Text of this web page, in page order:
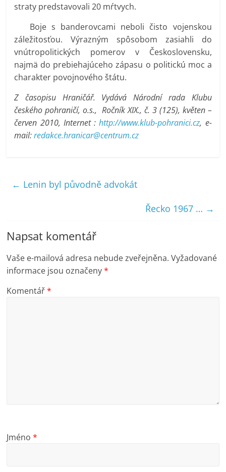
straty predstavovali 20 mŕtvych.
Boje s banderovcami neboli čisto vojenskou
záležitosťou. Výrazným spôsobom zasiahli do
vnútropolitických pomerov v Československu,
najmä do prebiehajúceho zápasu o politickú moc a
charakter povojnového štátu.
Z časopisu Hraničář. Vydává Národní rada Klubu
českého pohraničí, o.s., Ročník XIX., č. 3 (125), květen –
červen 2010, Internet :http://www.klub-pohranici.cz, e-
mail:redakce.hranicar@centrum.cz
← Lenin byl původně advokát
Řecko 1967 … →
Napsat komentář
Vaše e-mailová adresa nebude zveřejněna. Vyžadované
informace jsou označeny*
Komentář*
Jméno*